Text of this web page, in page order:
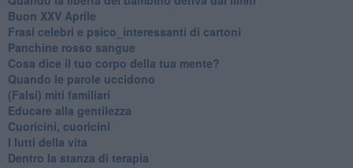
Buon XXV Aprile
​Frasi celebri e psico_interessanti di cartoni
​Panchine rosso sangue
​Cosa dice il tuo corpo della tua mente?
​Quando le parole uccidono
​(Falsi) miti familiari
​Educare alla gentilezza
​Cuoricini, cuoricini
I lutti della vita
​Dentro la stanza di terapia